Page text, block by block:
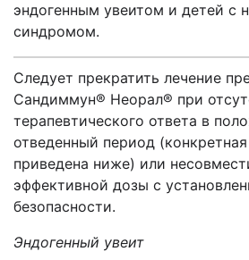
эндогенным увеитом и детей с
синдромом.
Следует прекратить лечение
Сандиммун® Неорал® при
терапевтического ответа в
отведенный период
приведена ниже) или
эффективной дозы с
безопасности.
Эндогенный увеит